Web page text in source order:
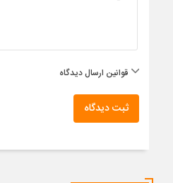
قوانین ارسال دیدگاه
ثبت دیدگاه